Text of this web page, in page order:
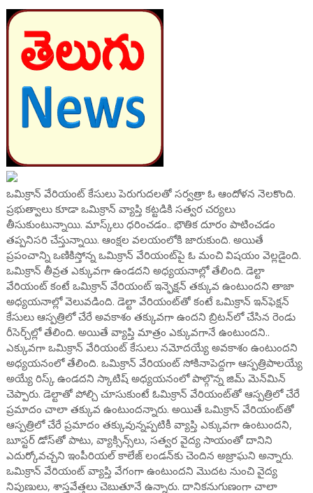
ఒమిక్రాన్ వేరియంట్ కేసులు పెరుగుదలతో సర్వత్రా ఓ ఆందోళన నెలకొంది.
ప్రభుత్వాలు కూడా ఒమిక్రాన్ వ్యాప్తి కట్టడికి సత్వర చర్యలు
తీసుకుంటున్నాయి. మాస్క్‌లు ధరించడం.. భౌతిక దూరం పాటించడం
తప్పనిసరి చేస్తున్నాయి. ఆంక్షల వలయంలోకి జారుకుంది. అయితే
ప్రపంచాన్ని ఒణికిస్తోన్న ఒమిక్రాన్ వేరియంట్‌పై ఓ మంచి విషయం వెల్లడైంది.
ఒమిక్రాన్ తీవ్రత ఎక్కువగా ఉండదని అధ్యయనాల్లో తేలింది. డెల్టా
వేరియంట్ కంటే ఒమిక్రాన్ వేరియంట్ ఇన్ఫెక్షన్ తక్కువ ఉంటుందని తాజా
అధ్యయనాల్లో వెలువడింది. డెల్టా వేరియంట్‌తో కంటే ఒమిక్రాన్ ఇన్‌ఫెక్షన్
కేసులు ఆస్పత్రిలో చేరే అవకాశం తక్కువగా ఉందని బ్రిటన్‌లో చేసిన రెండు
రీసెర్చ్‌ల్లో తేలింది. అయితే వ్యాప్తి మాత్రం ఎక్కువగానే ఉంటుందని..
ఎక్కువగా ఒమిక్రాన్ వేరియంట్ కేసులు నమోదయ్యే అవకాశం ఉంటుందని
అధ్యయనంలో తేలింది. ఒమిక్రాన్ వేరియంట్ సోకినాపెద్దగా ఆస్పత్రిపాలయ్యే
అయ్యే రిస్క్ ఉండదని స్కాటిష్ అధ్యయనంలో పాల్గొన్న జిమ్ మెన్‌మిన్
చెప్పారు. డెల్టాతో పోల్చి చూసుకుంటే ఓమిక్రాన్ వేరియంట్‌తో ఆస్పత్రిలో చేరే
ప్రమాదం చాలా తక్కువ ఉంటుందన్నారు. అయితే ఒమిక్రాన్ వేరియంట్‌తో
ఆస్పత్రిలో చేరే ప్రమాదం తక్కువున్నప్పటికీ వ్యాప్తి ఎక్కువగా ఉంటుందని,
బూస్టర్ డోస్‌తో పాటు, వ్యాక్సిన్స్‌లు, సత్వర వైద్య సాయంతో దానిని
ఎదుర్కోవచ్చని ఇంపీరియల్ కాలేజ్ లండన్‌కు చెందిన అజ్రాఘని అన్నారు.
ఒమిక్రాన్ వేరియంట్ వ్యాప్తి వేగంగా ఉంటుందని మొదట నుంచి వైద్య
నిపుణులు, శాస్త్రవేత్తలు చెబుతూనే ఉన్నారు. దానికనుగుణంగా చాలా